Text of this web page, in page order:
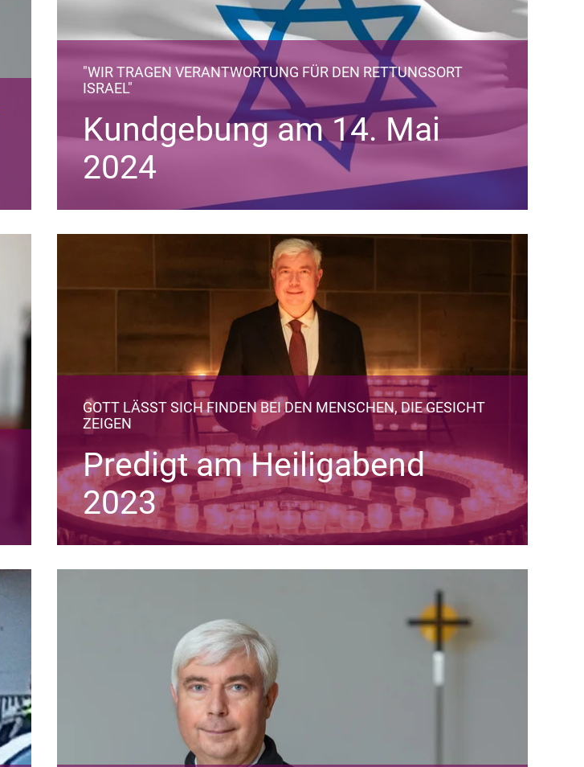
"WIR TRAGEN VERANTWORTUNG FÜR DEN RETTUNGSORT
ISRAEL"
Kundgebung am 14. Mai
2024
GOTT LÄSST SICH FINDEN BEI DEN MENSCHEN, DIE GESICHT
ZEIGEN
Predigt am Heiligabend
2023